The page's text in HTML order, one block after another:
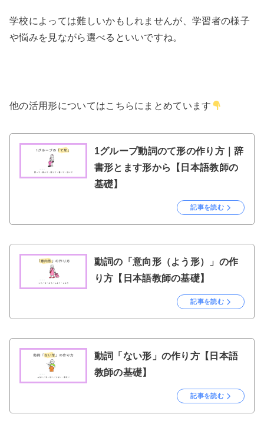
学校によっては難しいかもしれませんが、学習者の様子
や悩みを見ながら選べるといいですね。
他の活用形についてはこちらにまとめています
1グループ動詞のて形の作り方｜辞
書形とます形から【日本語教師の
基礎】
記事を読む
動詞の「意向形（よう形）」の作
り方【日本語教師の基礎】
記事を読む
動詞「ない形」の作り方【日本語
教師の基礎】
記事を読む